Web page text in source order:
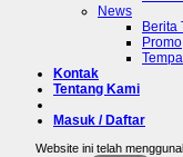
News
Berita
Promo
Kontak
Tentang Kami
Masuk / Daftar
Website ini telah